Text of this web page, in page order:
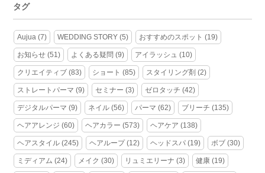
タグ
Aujua (7) WEDDING STORY (5) おすすめのスポット (19)
お知らせ (51) よくある疑問 (9) アイラッシュ (10)
クリエイティブ (83) ショート (85) スタイリング剤 (2)
ストレートパーマ (9) セミナー (3) ゼロタッチ (42)
デジタルパーマ (9) ネイル (56) パーマ (62) ブリーチ (135)
ヘアアレンジ (60) ヘアカラー (573) ヘアケア (138)
ヘアスタイル (245) ヘアループ(12) ヘッドスパ (19) ボブ (30)
ミディアム (24) メイク (30) リュミエリーナ (3) 健康 (19)